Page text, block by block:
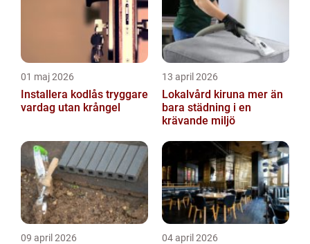
01 maj 2026
Installera kodlås tryggare
vardag utan krångel
13 april 2026
Lokalvård kiruna mer än
bara städning i en
krävande miljö
09 april 2026 04 april 2026